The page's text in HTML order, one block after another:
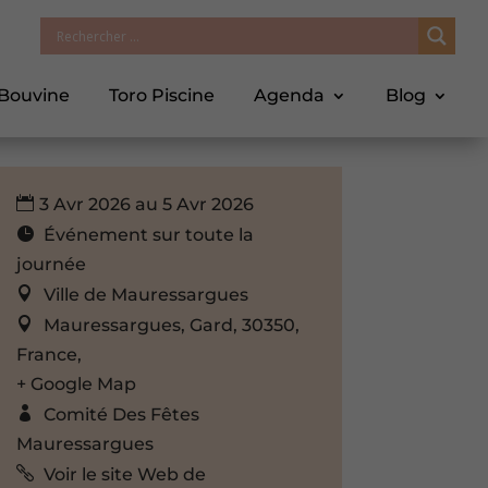
Toro Piscine Agenda Blog
3 Avr 2026 au 5 Avr 2026
Événement sur toute la
journée
Ville de Mauressargues
Mauressargues, Gard, 30350,
France,
+ Google Map
Comité Des Fêtes
Mauressargues
Voir le site Web de